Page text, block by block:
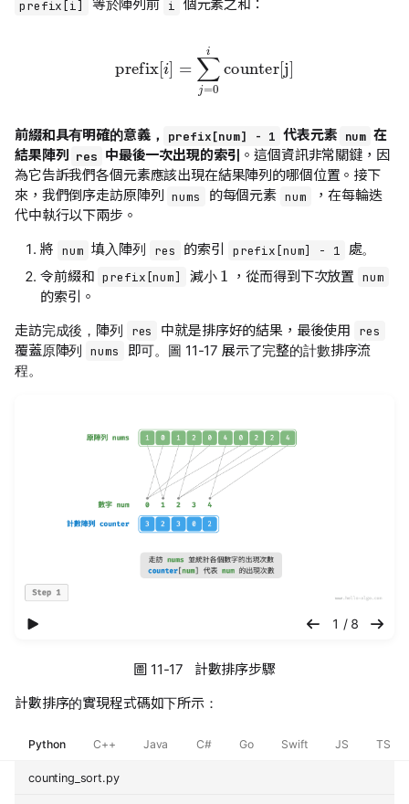
prefix[i] 等於陣列前 i 個元素之和：
j=
counter[j]
前綴和具有明確的意義， prefix[num] - 1 代表元素 num 在
結果陣列 res 中最後一次出現的索引 。這個資訊非常關鍵，因
為它告訴我們各個元素應該出現在結果陣列的哪個位置。接下
來，我們倒序走訪原陣列
nums 的每個元素 num
，在每輪迭
代中執行以下兩步。
將 num 填入陣列 res 的索引 prefix[num] - 1
處。
令前綴和 prefix[num] 減小
1
，從而得到下次放置 num
的索引。
走訪完成後，陣列
res 中就是排序好的結果，最後使用 res
覆蓋原陣列 nums
即可。圖 11-17 展示了完整的計數排序流
程。
播放幻灯片 1 / 8
圖 11-17 計數排序步驟
計數排序的實現程式碼如下所示：
Python C++ Java C# Go Swift JS TS
counting_sort.py